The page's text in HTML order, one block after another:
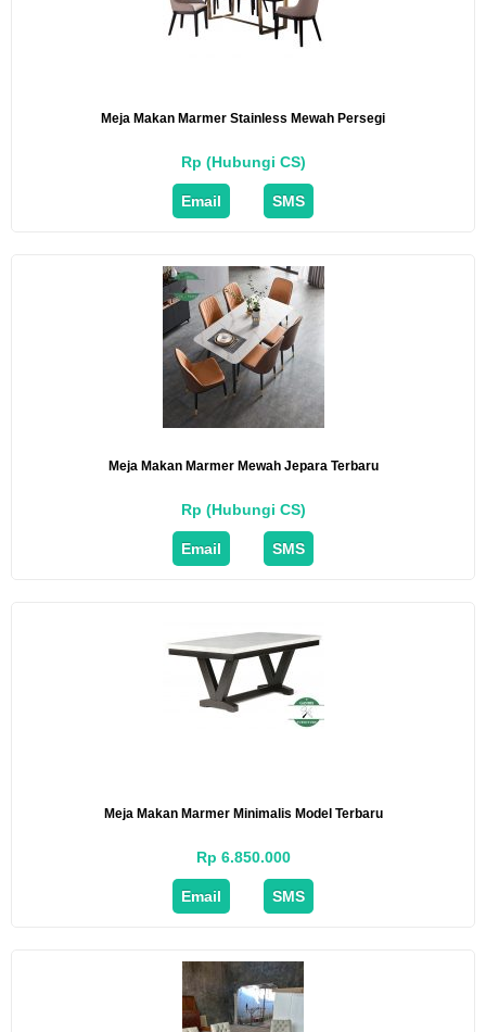
Meja Makan Marmer Stainless Mewah Persegi
Rp (Hubungi CS)
Email SMS
Meja Makan Marmer Mewah Jepara Terbaru
Rp (Hubungi CS)
Email SMS
Meja Makan Marmer Minimalis Model Terbaru
Rp 6.850.000
Email SMS